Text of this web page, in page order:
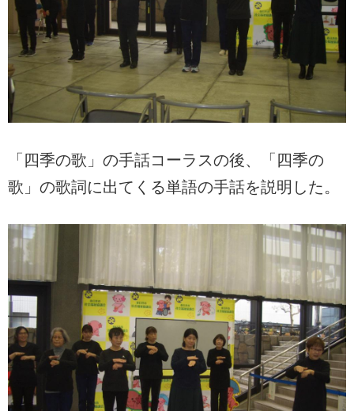
「四季の歌」の手話コーラスの後、「四季の
歌」の歌詞に出てくる単語の手話を説明した。